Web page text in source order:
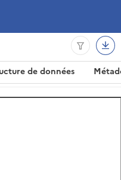
de données